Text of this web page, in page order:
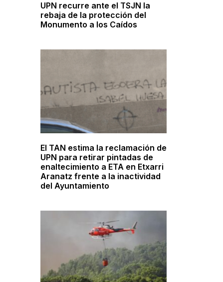
UPN recurre ante el TSJN la
rebaja de la protección del
Monumento a los Caídos
El TAN estima la reclamación de
UPN para retirar pintadas de
enaltecimiento a ETA en Etxarri
Aranatz frente a la inactividad
del Ayuntamiento